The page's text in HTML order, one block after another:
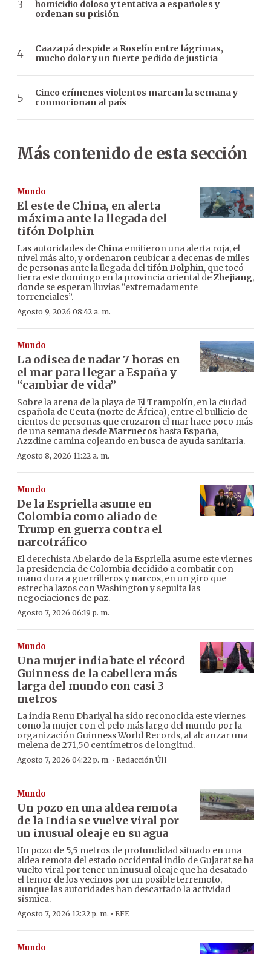
homicidio doloso y tentativa a españoles y
ordenan su prisión
Caazapá despide a Roselín entre lágrimas,
mucho dolor y un fuerte pedido de justicia
Cinco crímenes violentos marcan la semana y
conmocionan al país
Más contenido de esta sección
Mundo
El este de China, en alerta
máxima ante la llegada del
tifón Dolphin
Las autoridades de China emitieron una alerta roja, el
nivel más alto, y ordenaron reubicar a decenas de miles
de personas ante la llegada del tifón Dolphin, que tocó
tierra este domingo en la provincia oriental deZhejiang,
donde se esperan lluvias “extremadamente
torrenciales”.
Agosto 9, 2026 08:42 a. m.
Mundo
La odisea de nadar 7 horas en
el mar para llegar a España y
“cambiar de vida”
Sobre la arena de la playa de El Trampolín, en la ciudad
española de Ceuta (norte de África), entre el bullicio de
cientos de personas que cruzaron el mar hace poco más
de una semana desdeMarruecos hasta España,
Azzdine camina cojeando en busca de ayuda sanitaria.
Agosto 8, 2026 11:22 a. m.
Mundo
De la Espriella asume en
Colombia como aliado de
Trump en guerra contra el
narcotráfico
El derechista Abelardo de la Espriella asume este viernes
la presidencia de Colombia decidido a combatir con
mano dura a guerrilleros y narcos, en un giro que
estrecha lazos con Washington y sepulta las
negociaciones de paz.
Agosto 7, 2026 06:19 p. m.
Mundo
Una mujer india bate el récord
Guinness de la cabellera más
larga del mundo con casi 3
metros
La india Renu Dhariyal ha sido reconocida este viernes
como la mujer con el pelo más largo del mundo por la
organización Guinness World Records, al alcanzar una
melena de 271,50 centímetros de longitud.
Agosto 7, 2026 04:22 p. m. · Redacción ÚH
Mundo
Un pozo en una aldea remota
de la India se vuelve viral por
un inusual oleaje en su agua
Un pozo de 5,5 metros de profundidad situado en una
aldea remota del estado occidental indio de Gujarat se ha
vuelto viral por tener un inusual oleaje que ha desatado
el temor de los vecinos por un posible terremoto,
aunque las autoridades han descartado la actividad
sísmica.
Agosto 7, 2026 12:22 p. m. · EFE
Mundo